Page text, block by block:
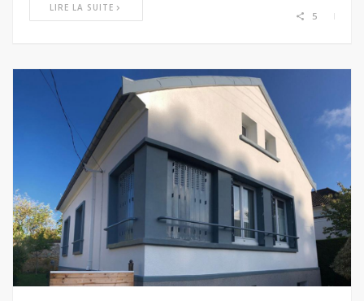
LIRE LA SUITE
5